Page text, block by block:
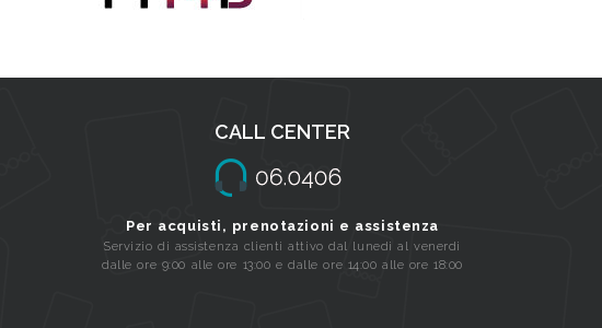
CALL CENTER
Per acquisti, prenotazioni e assistenza
Servizio di assistenza clienti attivo dal lunedi al venerdi
dalle ore 9:00 alle ore 13:00 e dalle ore 14:00 alle ore 18:00